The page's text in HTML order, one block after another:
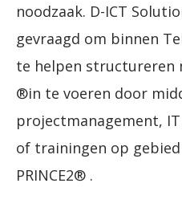
noodzaak. D-ICT
gevraagd om binnen
te helpen structureren
®in te voeren door
projectmanagement,
of trainingen op
PRINCE2® .